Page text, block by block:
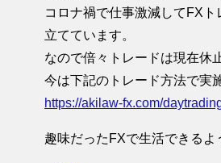
コロナ禍で仕事激減してFX
立てています。
なので倍々トレードは現在休
今は下記のトレード方法で実
https://akilaw-fx.com/
趣味だったFXで生活できるよ